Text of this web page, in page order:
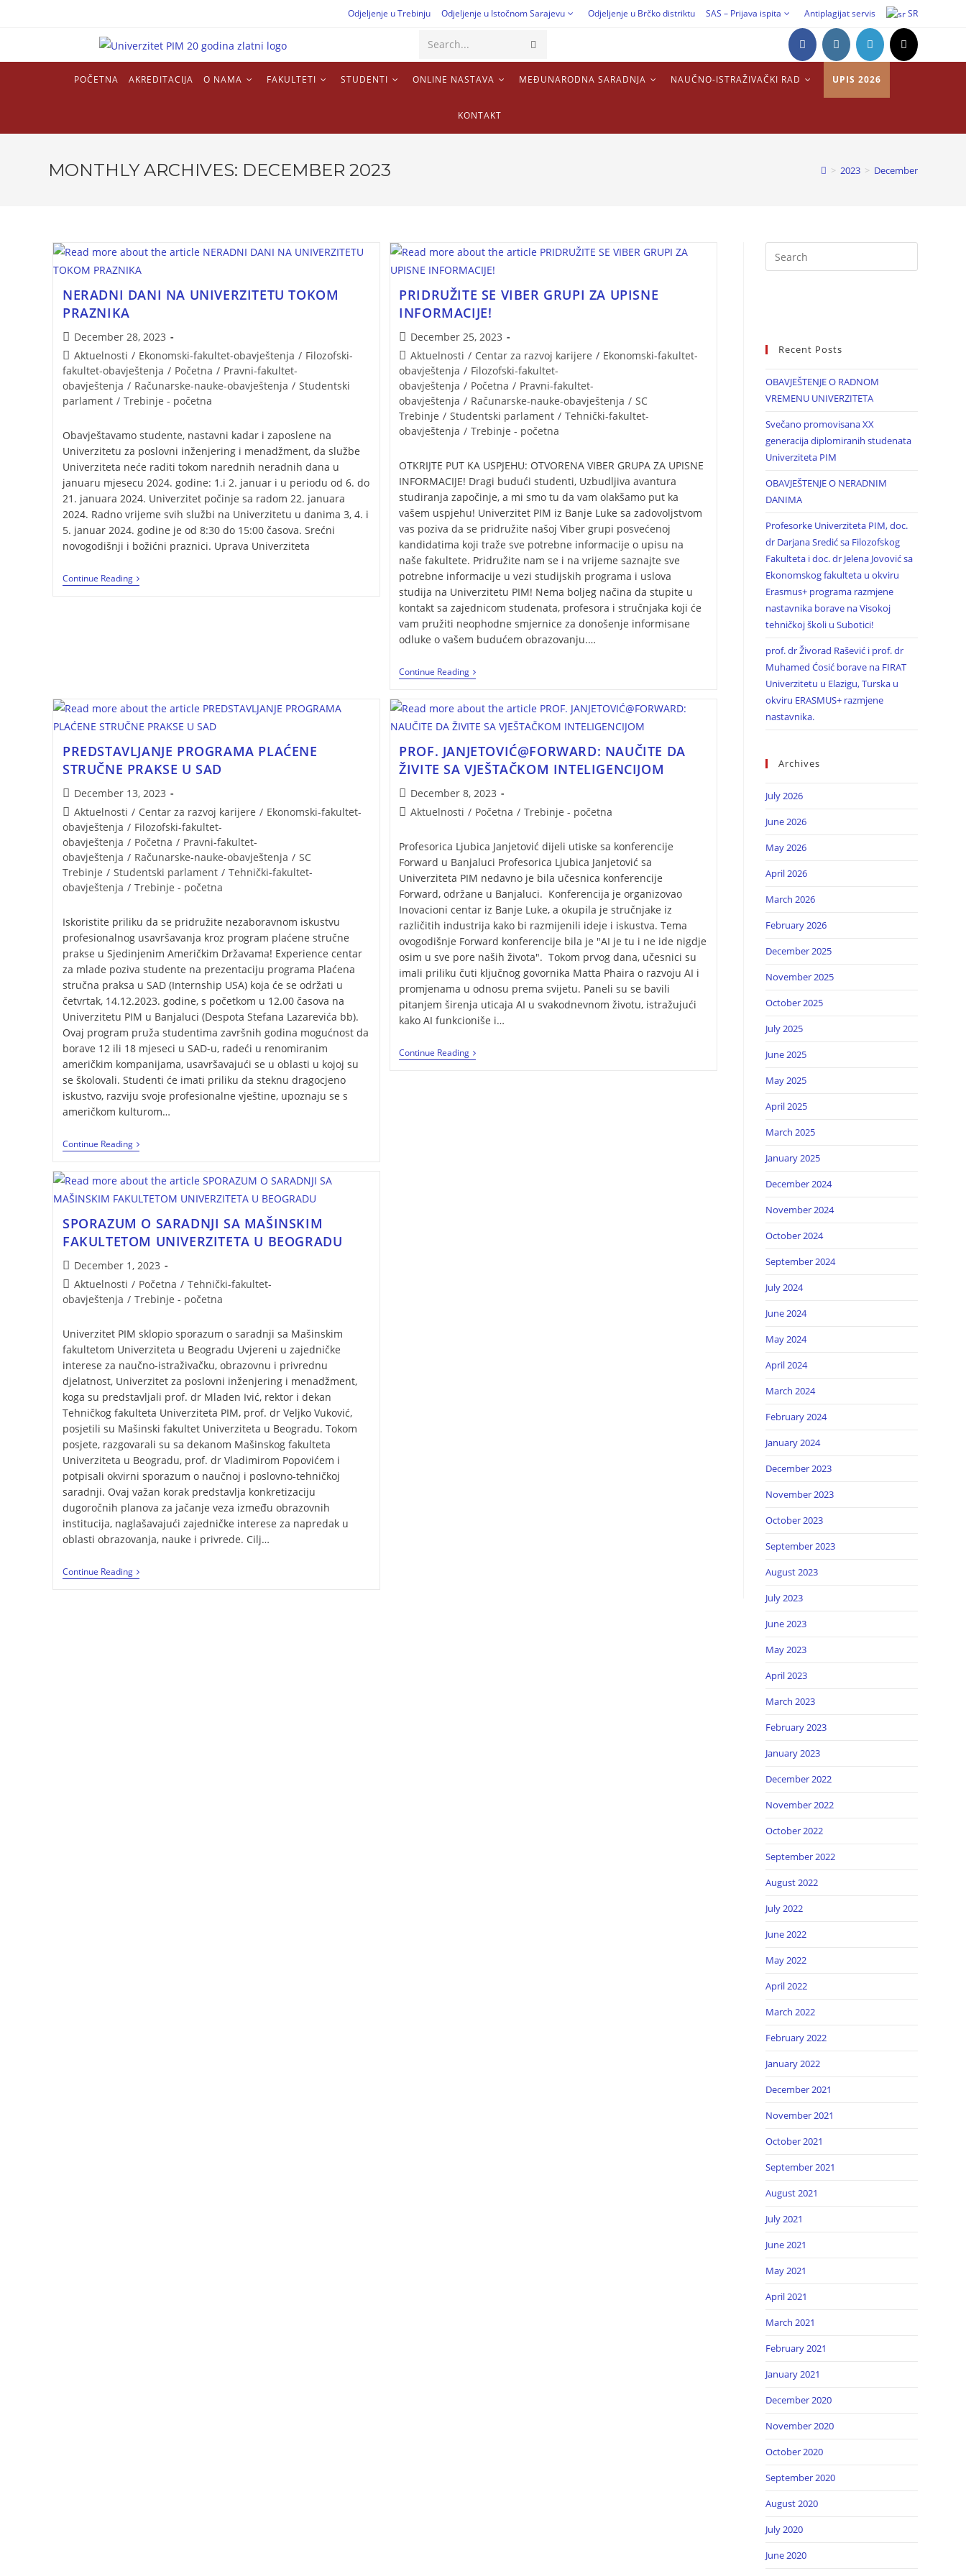
Odjeljenje u Trebinju Odjeljenje u Istočnom Sarajevu Odjeljenje u Brčko distriktu SAS – Prijava ispita Antiplagijat servis SR
Search...
POČETNA AKREDITACIJA O NAMA FAKULTETI STUDENTI ONLINE NASTAVA MEĐUNARODNA SARADNJA NAUČNO-ISTRAŽIVAČKI RAD UPIS 2026
KONTAKT
MONTHLY ARCHIVES: DECEMBER 2023 > 2023 > December
NERADNI DANI NA UNIVERZITETU TOKOM
PRAZNIKA
December 28, 2023
Aktuelnosti / Ekonomski-fakultet-obavještenja / Filozofski-
fakultet-obavještenja / Početna / Pravni-fakultet-
obavještenja / Računarske-nauke-obavještenja / Studentski
parlament / Trebinje - početna
Obavještavamo studente, nastavni kadar i zaposlene na
Univerzitetu za poslovni inženjering i menadžment, da službe
Univerziteta neće raditi tokom narednih neradnih dana u
januaru mjesecu 2024. godine: 1.i 2. januar i u periodu od 6. do
21. januara 2024. Univerzitet počinje sa radom 22. januara
2024. Radno vrijeme svih službi na Univerzitetu u danima 3, 4. i
5. januar 2024. godine je od 8:30 do 15:00 časova. Srećni
novogodišnji i božićni praznici. Uprava Univerziteta
Continue Reading
PRIDRUŽITE SE VIBER GRUPI ZA UPISNE
INFORMACIJE!
December 25, 2023
Aktuelnosti / Centar za razvoj karijere / Ekonomski-fakultet-
obavještenja / Filozofski-fakultet-
obavještenja / Početna / Pravni-fakultet-
obavještenja / Računarske-nauke-obavještenja / SC
Trebinje / Studentski parlament / Tehnički-fakultet-
obavještenja / Trebinje - početna
OTKRIJTE PUT KA USPJEHU: OTVORENA VIBER GRUPA ZA UPISNE
INFORMACIJE! Dragi budući studenti, Uzbudljiva avantura
studiranja započinje, a mi smo tu da vam olakšamo put ka
vašem uspjehu! Univerzitet PIM iz Banje Luke sa zadovoljstvom
vas poziva da se pridružite našoj Viber grupi posvećenoj
kandidatima koji traže sve potrebne informacije o upisu na
naše fakultete. Pridružite nam se i na vrijeme saznajte sve
potrebne informacije u vezi studijskih programa i uslova
studija na Univerzitetu PIM! Nema boljeg načina da stupite u
kontakt sa zajednicom studenata, profesora i stručnjaka koji će
vam pružiti neophodne smjernice za donošenje informisane
odluke o vašem budućem obrazovanju.…
Continue Reading
PREDSTAVLJANJE PROGRAMA PLAĆENE
STRUČNE PRAKSE U SAD
December 13, 2023
Aktuelnosti / Centar za razvoj karijere / Ekonomski-fakultet-
obavještenja / Filozofski-fakultet-
obavještenja / Početna / Pravni-fakultet-
obavještenja / Računarske-nauke-obavještenja / SC
Trebinje / Studentski parlament / Tehnički-fakultet-
obavještenja / Trebinje - početna
Iskoristite priliku da se pridružite nezaboravnom iskustvu
profesionalnog usavršavanja kroz program plaćene stručne
prakse u Sjedinjenim Američkim Državama! Experience centar
za mlade poziva studente na prezentaciju programa Plaćena
stručna praksa u SAD (Internship USA) koja će se održati u
četvrtak, 14.12.2023. godine, s početkom u 12.00 časova na
Univerzitetu PIM u Banjaluci (Despota Stefana Lazarevića bb).
Ovaj program pruža studentima završnih godina mogućnost da
borave 12 ili 18 mjeseci u SAD-u, radeći u renomiranim
američkim kompanijama, usavršavajući se u oblasti u kojoj su
se školovali. Studenti će imati priliku da steknu dragocjeno
iskustvo, razviju svoje profesionalne vještine, upoznaju se s
američkom kulturom…
Continue Reading
PROF. JANJETOVIĆ@FORWARD: NAUČITE DA
ŽIVITE SA VJEŠTAČKOM INTELIGENCIJOM
December 8, 2023
Aktuelnosti / Početna / Trebinje - početna
Profesorica Ljubica Janjetović dijeli utiske sa konferencije
Forward u Banjaluci Profesorica Ljubica Janjetović sa
Univerziteta PIM nedavno je bila učesnica konferencije
Forward, održane u Banjaluci. Konferencija je organizovao
Inovacioni centar iz Banje Luke, a okupila je stručnjake iz
različitih industrija kako bi razmijenili ideje i iskustva. Tema
ovogodišnje Forward konferencije bila je "AI je tu i ne ide nigdje
osim u sve pore naših života". Tokom prvog dana, učesnici su
imali priliku čuti ključnog govornika Matta Phaira o razvoju AI i
promjenama u odnosu prema svijetu. Paneli su se bavili
pitanjem širenja uticaja AI u svakodnevnom životu, istražujući
kako AI funkcioniše i…
Continue Reading
SPORAZUM O SARADNJI SA MAŠINSKIM
FAKULTETOM UNIVERZITETA U BEOGRADU
December 1, 2023
Aktuelnosti / Početna / Tehnički-fakultet-
obavještenja / Trebinje - početna
Univerzitet PIM sklopio sporazum o saradnji sa Mašinskim
fakultetom Univerziteta u Beogradu Uvjereni u zajedničke
interese za naučno-istraživačku, obrazovnu i privrednu
djelatnost, Univerzitet za poslovni inženjering i menadžment,
koga su predstavljali prof. dr Mladen Ivić, rektor i dekan
Tehničkog fakulteta Univerziteta PIM, prof. dr Veljko Vuković,
posjetili su Mašinski fakultet Univerziteta u Beogradu. Tokom
posjete, razgovarali su sa dekanom Mašinskog fakulteta
Univerziteta u Beogradu, prof. dr Vladimirom Popovićem i
potpisali okvirni sporazum o naučnoj i poslovno-tehničkoj
saradnji. Ovaj važan korak predstavlja konkretizaciju
dugoročnih planova za jačanje veza između obrazovnih
institucija, naglašavajući zajedničke interese za napredak u
oblasti obrazovanja, nauke i privrede. Cilj…
Continue Reading
Recent Posts
OBAVJEŠTENJE O RADNOM
VREMENU UNIVERZITETA
Svečano promovisana XX
generacija diplomiranih studenata
Univerziteta PIM
OBAVJEŠTENJE O NERADNIM
DANIMA
Profesorke Univerziteta PIM, doc.
dr Darjana Sredić sa Filozofskog
Fakulteta i doc. dr Jelena Jovović sa
Ekonomskog fakulteta u okviru
Erasmus+ programa razmjene
nastavnika borave na Visokoj
tehničkoj školi u Subotici!
prof. dr Živorad Rašević i prof. dr
Muhamed Ćosić borave na FIRAT
Univerzitetu u Elazigu, Turska u
okviru ERASMUS+ razmjene
nastavnika.
Archives
July 2026
June 2026
May 2026
April 2026
March 2026
February 2026
December 2025
November 2025
October 2025
July 2025
June 2025
May 2025
April 2025
March 2025
January 2025
December 2024
November 2024
October 2024
September 2024
July 2024
June 2024
May 2024
April 2024
March 2024
February 2024
January 2024
December 2023
November 2023
October 2023
September 2023
August 2023
July 2023
June 2023
May 2023
April 2023
March 2023
February 2023
January 2023
December 2022
November 2022
October 2022
September 2022
August 2022
July 2022
June 2022
May 2022
April 2022
March 2022
February 2022
January 2022
December 2021
November 2021
October 2021
September 2021
August 2021
July 2021
June 2021
May 2021
April 2021
March 2021
February 2021
January 2021
December 2020
November 2020
October 2020
September 2020
August 2020
July 2020
June 2020